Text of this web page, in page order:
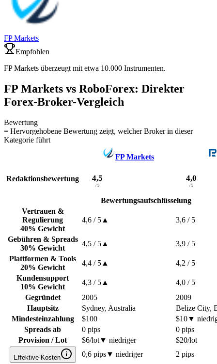
FP Markets
Empfohlen
FP Markets überzeugt mit etwa 10.000 Instrumenten.
FP Markets vs RoboForex: Direkter
Forex-Broker-Vergleich
Bewertung
= Hervorgehobene Bewertung zeigt, welcher Broker in dieser
Kategorie führt
FP Markets
Redaktionsbewertung 4,5
/ 5
4,0
/ 5
Bewertungsaufschlüsselung
Vertrauen &
Regulierung
40% Gewicht
4,6 / 5 ▲ 3,6 / 5
Gebühren & Spreads
30% Gewicht
4,5 / 5 ▲ 3,9 / 5
Plattformen & Tools
20% Gewicht
4,4 / 5 ▲ 4,2 / 5
Kundensupport
10% Gewicht
4,3 / 5 ▲ 4,0 / 5
Gegründet
2005
2009
Hauptsitz
Sydney, Australia
Belize City,
Mindesteinzahlung
$100 $10▼
Spreads ab
0 pips
0 pips
Provision / Lot
$6/lot▼ niedriger $20/lot
Effektive Kosten 0,6 pips▼ niedriger
2 pips